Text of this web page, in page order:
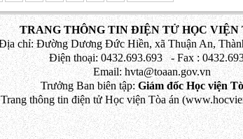
TRANG THÔNG TIN ĐIỆN TỬ HỌC VIỆN
chỉ: Đường Dương Đức Hiền, xã Thuận An,
Điện thoại: 0432.693.693 - Fax :
Email: hvta@toaan.gov.vn
Trưởng Ban biên tập:Giám đốc Học viện
thông tin điện tử Học viện Tòa án